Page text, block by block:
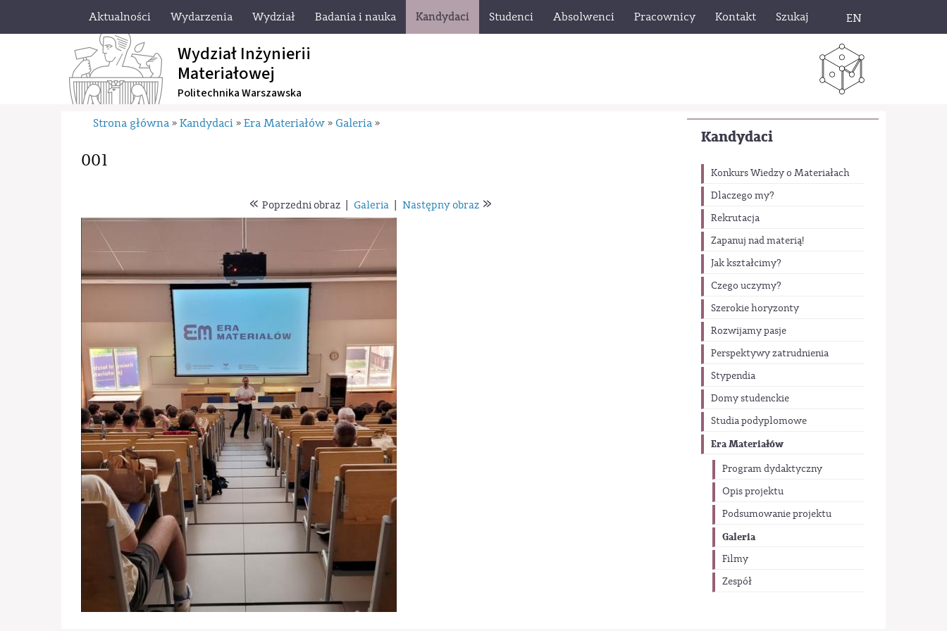
Aktualności Wydarzenia Wydział Badania i nauka Kandydaci Studenci Absolwenci Pracownicy Kontakt Szukaj EN
Wydział Inżynierii
Materiałowej
Politechnika Warszawska
Kandydaci
Konkurs Wiedzy o Materiałach
Dlaczego my?
Rekrutacja
Zapanuj nad materią!
Jak kształcimy?
Czego uczymy?
Szerokie horyzonty
Rozwijamy pasje
Perspektywy zatrudnienia
Stypendia
Domy studenckie
Studia podyplomowe
Era Materiałów
Program dydaktyczny
Opis projektu
Podsumowanie projektu
Galeria
Filmy
Zespół
Strona główna » Kandydaci » Era Materiałów » Galeria »
001
« Poprzedni obraz Galeria Następny obraz»